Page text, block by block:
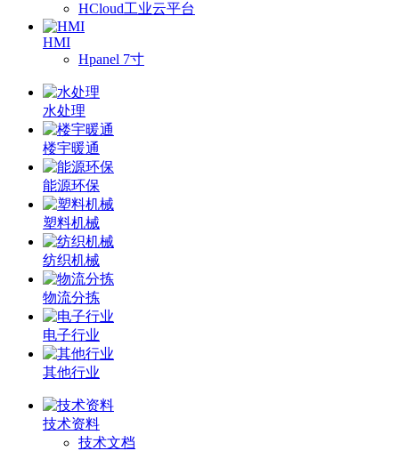
HCloud工业云平台
HMI
Hpanel 7寸
水处理
楼宇暖通
能源环保
塑料机械
纺织机械
物流分拣
电子行业
其他行业
技术资料
技术文档